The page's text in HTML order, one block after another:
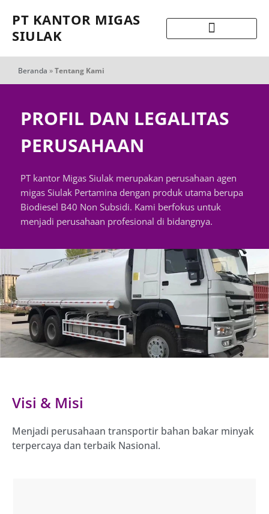
PT KANTOR MIGAS
SIULAK
Beranda »Tentang Kami
PROFIL DAN LEGALITAS
PERUSAHAAN
PT kantor Migas Siulak merupakan perusahaan agen
migas Siulak Pertamina dengan produk utama berupa
Biodiesel B40 Non Subsidi. Kami berfokus untuk
menjadi perusahaan profesional di bidangnya.
Visi & Misi
Menjadi perusahaan transportir bahan bakar minyak
terpercaya dan terbaik Nasional.